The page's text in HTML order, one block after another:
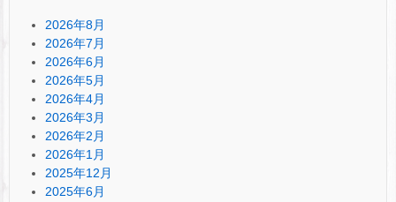
2026年8月
2026年7月
2026年6月
2026年5月
2026年4月
2026年3月
2026年2月
2026年1月
2025年12月
2025年6月